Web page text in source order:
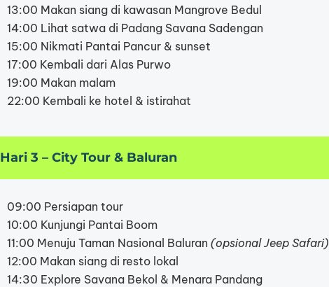
13:00 Makan siang di kawasan Mangrove Bedul
14:00 Lihat satwa di Padang Savana Sadengan
15:00 Nikmati Pantai Pancur & sunset
17:00 Kembali dari Alas Purwo
19:00 Makan malam
22:00 Kembali ke hotel & istirahat
Hari 3 – City Tour & Baluran
09:00 Persiapan tour
10:00 Kunjungi Pantai Boom
11:00 Menuju Taman Nasional Baluran (opsional Jeep Safari)
12:00 Makan siang di resto lokal
14:30 Explore Savana Bekol & Menara Pandang